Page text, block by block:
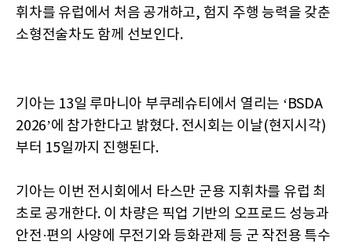
휘차를 유럽에서 처음 공개하고, 험지 주행 능력을 갖춘
소형전술차도 함께 선보인다.
기아는 13일 루마니아 부쿠레슈티에서 열리는 ‘BSDA
2026’에 참가한다고 밝혔다. 전시회는 이날(현지시각)
부터 15일까지 진행된다.
기아는 이번 전시회에서 타스만 군용 지휘차를 유럽 최
초로 공개한다. 이 차량은 픽업 기반의 오프로드 성능과
안전·편의 사양에 무전기와 등화관제 등 군 작전용 특수